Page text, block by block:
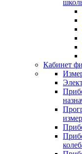
Кабинет